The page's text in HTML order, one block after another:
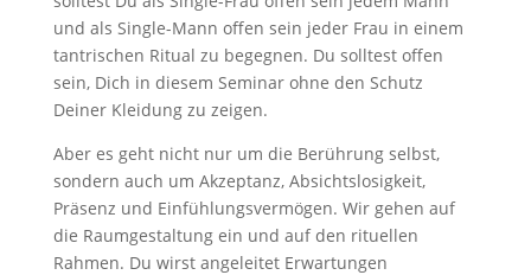
und als Single-Mann offen sein jeder Frau in einem
tantrischen Ritual zu begegnen. Du solltest offen
sein, Dich in diesem Seminar ohne den Schutz
Deiner Kleidung zu zeigen.
Aber es geht nicht nur um die Berührung selbst,
sondern auch um Akzeptanz, Absichtslosigkeit,
Präsenz und Einfühlungsvermögen. Wir gehen auf
die Raumgestaltung ein und auf den rituellen
Rahmen. Du wirst angeleitet Erwartungen